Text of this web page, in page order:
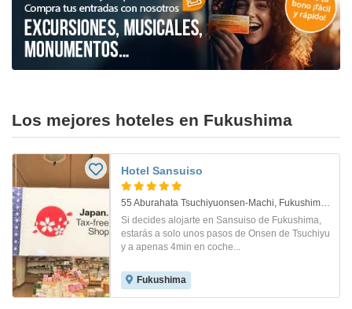
Los mejores hoteles en Fukushima
Hotel Sansuiso
55 Aburahata Tsuchiyuonsen-Machi, Fukushima, 960-2157, Japan. Fukushima
Si decides alojarte en Sansuiso de Fukushima,
estarás a solo unos pasos de Onsen de Tsuchiyu
y a apenas 4min en coche...
Fukushima